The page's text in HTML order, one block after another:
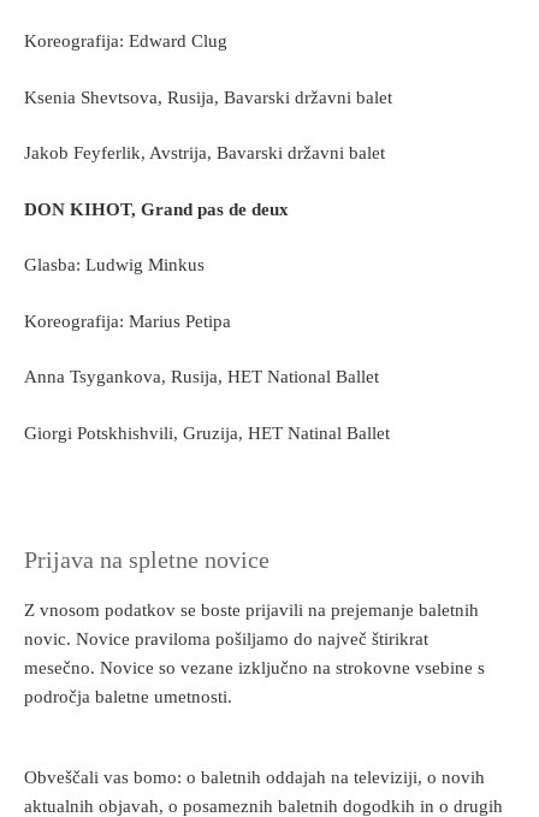
Koreografija: Edward Clug
Ksenia Shevtsova, Rusija, Bavarski državni balet
Jakob Feyferlik, Avstrija, Bavarski državni balet
DON KIHOT, Grand pas de deux
Glasba: Ludwig Minkus
Koreografija: Marius Petipa
Anna Tsygankova, Rusija, HET National Ballet
Giorgi Potskhishvili, Gruzija, HET Natinal Ballet
Prijava na spletne novice
Z vnosom podatkov se boste prijavili na prejemanje baletnih
novic. Novice praviloma pošiljamo do največ štirikrat
mesečno. Novice so vezane izključno na strokovne vsebine s
področja baletne umetnosti.
Obveščali vas bomo: o baletnih oddajah na televiziji, o novih
aktualnih objavah, o posameznih baletnih dogodkih in o drugih